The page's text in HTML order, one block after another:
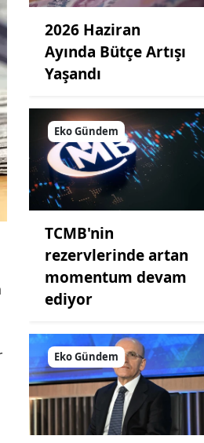
2026 Haziran
Ayında Bütçe Artışı
Yaşandı
Eko Gündem
TCMB'nin
rezervlerinde artan
momentum devam
ediyor
Eko Gündem